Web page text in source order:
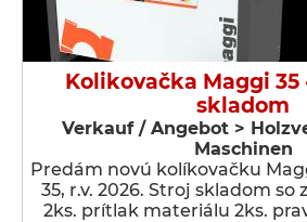
Kolikovačka Maggi 35
skladom
Verkauf / Angebot >
Maschinen
Predám novú kolíkovačku
35, r.v. 2026. Stroj skladom so
2ks. prítlak materiálu 2ks.